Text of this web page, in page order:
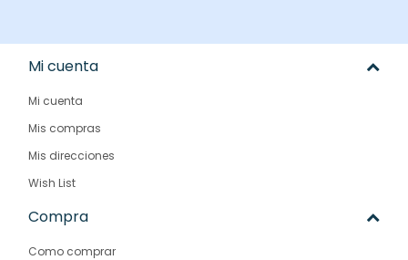
Mi cuenta
Mi cuenta
Mis compras
Mis direcciones
Wish List
Compra
Como comprar